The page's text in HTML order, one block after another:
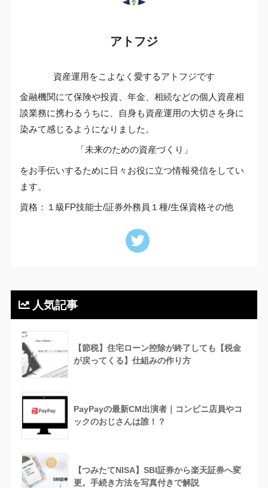
アトフジ
資産運用をこよなく愛するアトフジです
金融機関にて保険や投資、年金、相続などの個人資産相
談業務に携わるうちに、自身も資産運用の大切さを身に
染みて感じるようになりました。
「未来のための資産づくり」
をお手伝いするために日々お役に立つ情報発信をしてい
ます。
資格：１級FP技能士/証券外務員１種/生保資格その他
人気記事
【節税】住宅ローン控除が終了しても【税金
が戻ってくる】仕組みの作り方
PayPayの最新CM出演者｜コンビニ店員やコ
ックのおじさんは誰！？
【つみたてNISA】SBI証券から楽天証券へ変
更。手続き方法を写真付きで解説